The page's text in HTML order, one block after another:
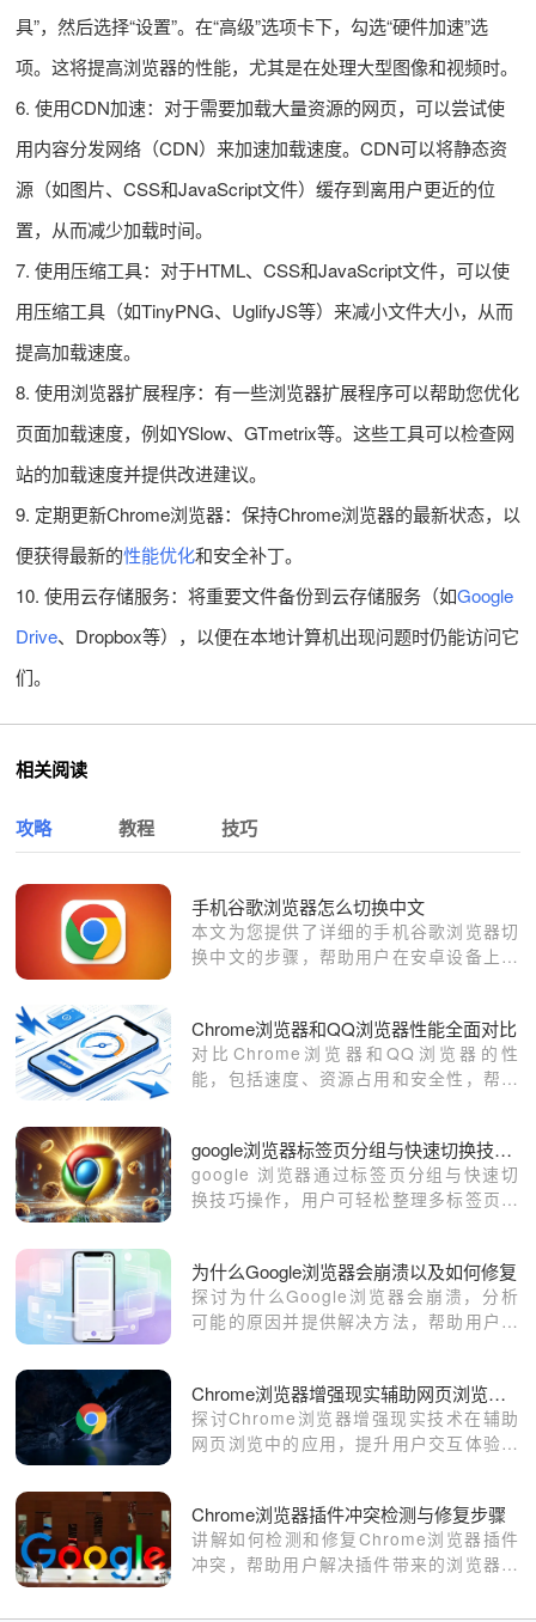
具”，然后选择“设置”。在“高级”选项卡下，勾选“硬件加速”选
项。这将提高浏览器的性能，尤其是在处理大型图像和视频时。
6. 使用CDN加速：对于需要加载大量资源的网页，可以尝试使
用内容分发网络（CDN）来加速加载速度。CDN可以将静态资
源（如图片、CSS和JavaScript文件）缓存到离用户更近的位
置，从而减少加载时间。
7. 使用压缩工具：对于HTML、CSS和JavaScript文件，可以使
用压缩工具（如TinyPNG、UglifyJS等）来减小文件大小，从而
提高加载速度。
8. 使用浏览器扩展程序：有一些浏览器扩展程序可以帮助您优化
页面加载速度，例如YSlow、GTmetrix等。这些工具可以检查网
站的加载速度并提供改进建议。
9. 定期更新Chrome浏览器：保持Chrome浏览器的最新状态，以
便获得最新的性能优化和安全补丁。
10. 使用云存储服务：将重要文件备份到云存储服务（如Google
Drive、Dropbox等），以便在本地计算机出现问题时仍能访问它
们。
相关阅读
攻略 教程 技巧
手机谷歌浏览器怎么切换中文
本文为您提供了详细的手机谷歌浏览器切
换中文的步骤，帮助用户在安卓设备上轻
面，提升浏览体验。
Chrome浏览器和QQ浏览器性能全面对比
对比Chrome浏览器和QQ浏览器的性
能，包括速度、资源占用和安全性，帮助
google浏览器标签页分组与快速切换技巧教程
google 浏览器通过标签页分组与快速切
换技巧操作，用户可轻松整理多标签页，
为什么Google浏览器会崩溃以及如何修复
探讨为什么Google浏览器会崩溃，分析
可能的原因并提供解决方法，帮助用户快
Chrome浏览器增强现实辅助网页浏览体验
探讨Chrome浏览器增强现实技术在辅助
网页浏览中的应用，提升用户交互体验和
Chrome浏览器插件冲突检测与修复步骤
讲解如何检测和修复Chrome浏览器插件
冲突，帮助用户解决插件带来的浏览器问